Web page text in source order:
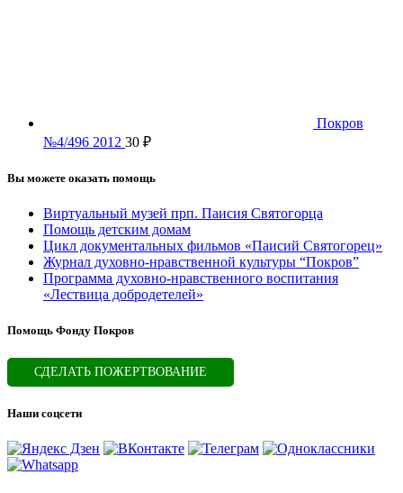
Покров
№4/496 2012 30 ₽
Вы можете оказать помощь
Виртуальный музей прп. Паисия Святогорца
Помощь детским домам
Цикл документальных фильмов «Паисий Святогорец»
Журнал духовно-нравственной культуры “Покров”
Программа духовно-нравственного воспитания
«Лествица добродетелей»
Помощь Фонду Покров
СДЕЛАТЬ ПОЖЕРТВОВАНИЕ
Наши соцсети